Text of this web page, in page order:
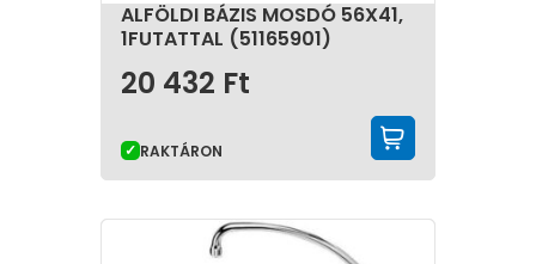
ALFÖLDI BÁZIS MOSDÓ 56X41,
1FUTATTAL (51165901)
20 432 Ft
RAKTÁRON